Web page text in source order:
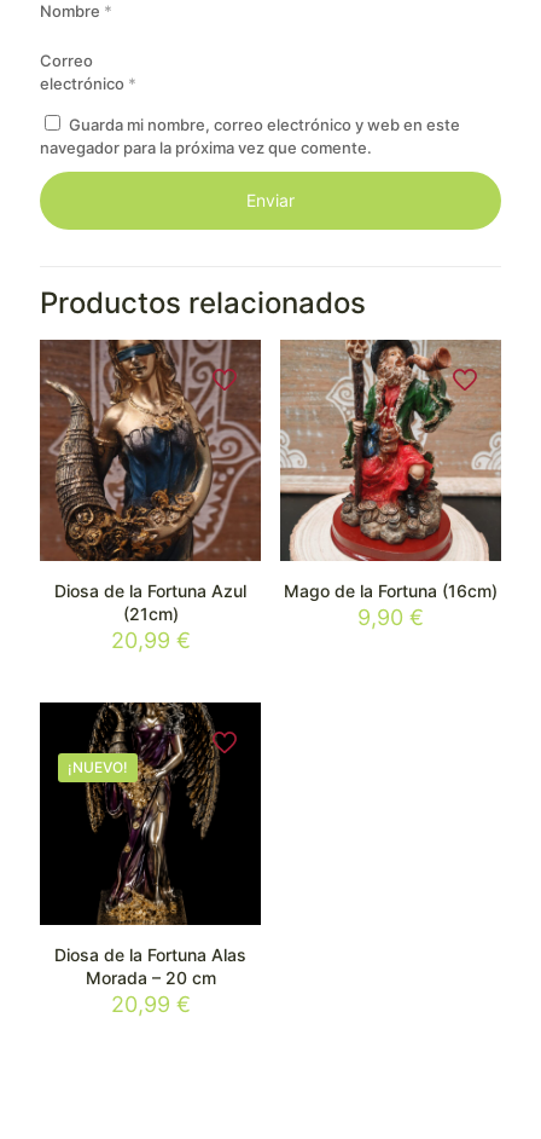
Nombre *
Correo
electrónico *
Guarda mi nombre, correo electrónico y web en este
navegador para la próxima vez que comente.
Productos relacionados
Diosa de la Fortuna Azul
(21cm)
20,99 €
Mago de la Fortuna (16cm)
9,90 €
¡NUEVO!
Diosa de la Fortuna Alas
Morada – 20 cm
20,99 €